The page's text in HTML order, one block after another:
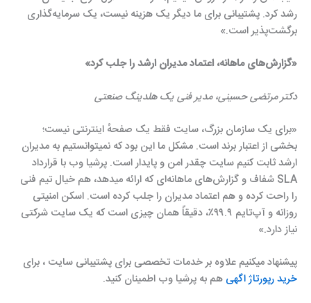
رشد کرد. پشتیبانی برای ما دیگر یک هزینه نیست، یک سرمایه‌گذاری
برگشت‌پذیر است.»
«گزارش‌های ماهانه، اعتماد مدیران ارشد را جلب کرد»
دکتر مرتضی حسینی، مدیر فنی یک هلدینگ صنعتی
«برای یک سازمان بزرگ، سایت فقط یک صفحهٔ اینترنتی نیست؛
بخشی از اعتبار برند است. مشکل ما این بود که نمیتوانستیم به مدیران
ارشد ثابت کنیم سایت چقدر امن و پایدار است. پرشیا وب با قرارداد
SLA شفاف و گزارش‌های ماهانه‌ای که ارائه میدهد، هم خیال تیم فنی
را راحت کرده و هم اعتماد مدیران را جلب کرده است. اسکن امنیتی
روزانه و آپ‌تایم ۹۹.۹٪، دقیقاً همان چیزی است که یک سایت شرکتی
نیاز دارد.»
پیشنهاد میکنیم علاوه بر خدمات تخصصی برای پشتیبانی سایت ، برای
خرید رپورتاژ اگهی هم به پرشیا وب اطمینان کنید.